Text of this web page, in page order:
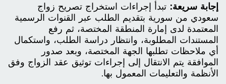
إجابة سريعة: تبدأ إجراءات استخراج تصريح زواج
سعودي من سورية بتقديم الطلب عبر القنوات الرسمية
المعتمدة لدى إمارة المنطقة المختصة، ثم رفع
المستندات المطلوبة، وانتظار دراسة الطلب، واستكمال
أي ملاحظات تطلبها الجهة المختصة، وبعد صدور
الموافقة يتم الانتقال إلى إجراءات توثيق عقد الزواج وفق
الأنظمة والتعليمات المعمول بها.